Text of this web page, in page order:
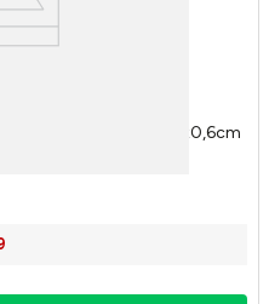
4 Peças 14,7x2x0,6cm